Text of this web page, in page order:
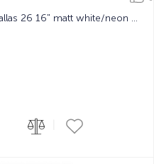
Велосипед сталь Premier Dallas 26 16" matt white/neon red